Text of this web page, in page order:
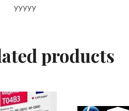
yyyyy
products